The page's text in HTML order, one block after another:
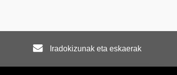
Iradokizunak eta eskaerak